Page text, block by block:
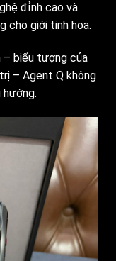
đỉnh cao và
cho giới tinh hoa.
– biểu tượng của
– Agent Q không